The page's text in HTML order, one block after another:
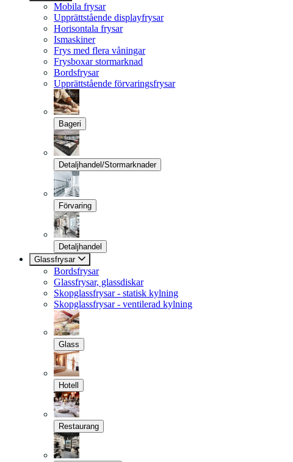
Mobila frysar
Upprättstående displayfrysar
Horisontala frysar
Ismaskiner
Frys med flera våningar
Frysboxar stormarknad
Bordsfrysar
Upprättstående förvaringsfrysar
Bageri
Detaljhandel/Stormarknader
Förvaring
Detaljhandel
Glassfrysar
Bordsfrysar
Glassfrysar, glassdiskar
Skopglassfrysar - statisk kylning
Skopglassfrysar - ventilerad kylning
Glass
Hotell
Restaurang